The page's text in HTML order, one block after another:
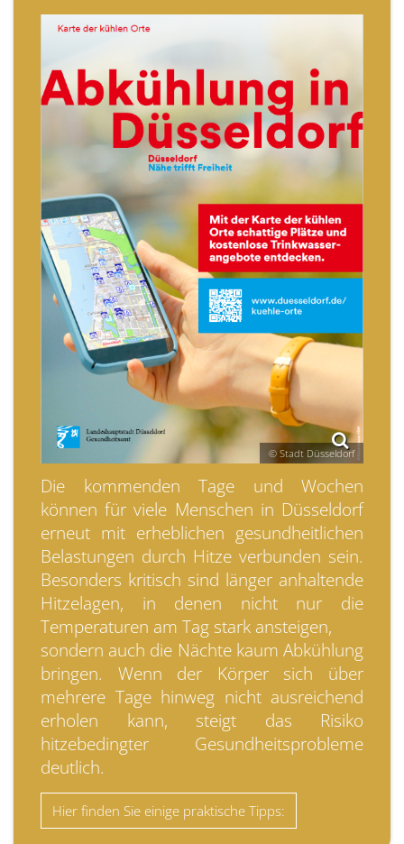
© Stadt Düsseldorf
Die kommenden Tage und Wochen
können für viele Menschen in Düsseldorf
erneut mit erheblichen gesundheitlichen
Belastungen durch Hitze verbunden sein.
Besonders kritisch sind länger anhaltende
Hitzelagen, in denen nicht nur die
Temperaturen am Tag stark ansteigen,
sondern auch die Nächte kaum Abkühlung
bringen. Wenn der Körper sich über
mehrere Tage hinweg nicht ausreichend
erholen kann, steigt das Risiko
hitzebedingter Gesundheitsprobleme
deutlich.
Hier finden Sie einige praktische Tipps: